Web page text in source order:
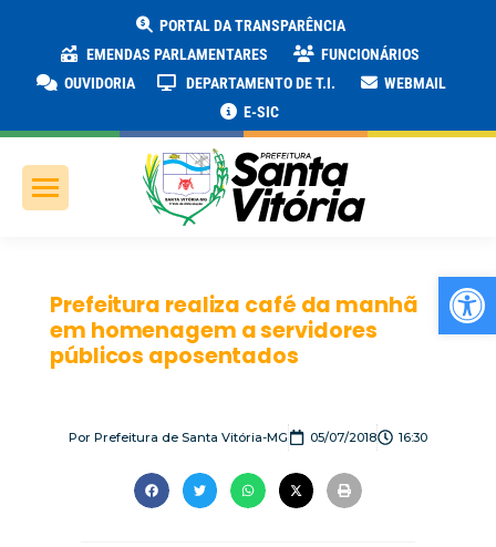
PORTAL DA TRANSPARÊNCIA
EMENDAS PARLAMENTARES
FUNCIONÁRIOS
OUVIDORIA
DEPARTAMENTO DE T.I.
WEBMAIL
E-SIC
Prefeitura realiza café da manhã
em homenagem a servidores
públicos aposentados
Por Prefeitura de Santa Vitória-MG 05/07/2018 16:30